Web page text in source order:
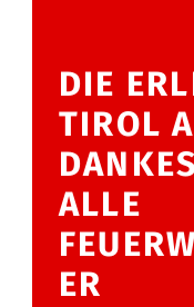
DIE
TIROL
ALLE
ER